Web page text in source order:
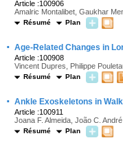
Article :100906
Amalric Montalibet, Gaukhar
Résumé Plan
· Age-Related Changes in
Article :100908
Vincent Dupres, Philippe
Résumé Plan
· Ankle Exoskeletons in
Article :100911
Joana F. Almeida, João C.
Résumé Plan